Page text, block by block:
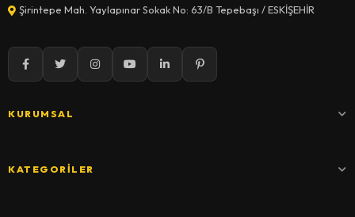
Şirintepe Mah. Yaylapınar Sokak No: 63/B Tepebaşı / ESKİŞEHİR
KURUMSAL
KATEGORILER